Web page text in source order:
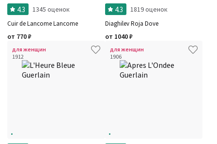
4.3 1345 оценок
Cuir de Lancome Lancome
от 770₽
4.3 1819 оценок
Diaghilev Roja Dove
от 1040₽
для женщин
1912
для женщин
1906